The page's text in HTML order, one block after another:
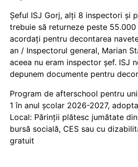
Șeful ISJ Gorj, alți 8 inspectori și
trebuie să returneze peste 55.000
acordați pentru decontarea
an / Inspectorul general, Marian
aceea nu eram inspector șef. ISJ
depunem documente pentru
Program de afterschool pentru
1 în anul școlar 2026-2027,
Local: Părinții plătesc jumătate
bursă socială, CES sau cu
gratuit